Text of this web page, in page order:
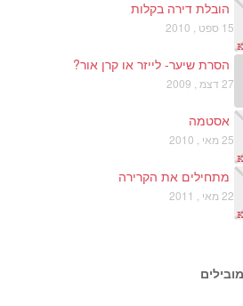
הובלת דירה בקלות
15 ספט , 2010
הסרת שיער- לייזר או קרן אור?
27 דצמ , 2009
אסטמה
25 מאי , 2010
מתחילים את הקרירה
22 מאי , 2011